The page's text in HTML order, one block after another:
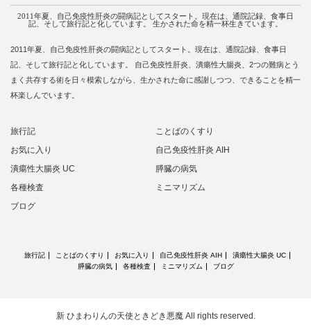
2011年夏、自己免疫性肝炎の闘病記としてスタート。現在は、通院記録、食事日
記、そして旅行記と化しています。 生かされた命を精一杯生きています。
2011年夏、自己免疫性肝炎の闘病記としてスタート。現在は、通院記録、食事日
記、そして旅行記と化しています。 自己免疫性肝炎、潰瘍性大腸炎、2つの難病とう
まく共存する術を日々模索しながら、生かされた命に感謝しつつ、できることを精一
杯楽しんでいます。
旅行記
ことばのくすり
お気に入り
自己免疫性肝炎 AIH
潰瘍性大腸炎 UC
膵臓の病気
各種検査
ミニマリズム
ブログ
旅行記 ことばのくすり お気に入り 自己免疫性肝炎 AIH
潰瘍性大腸炎 UC
膵臓の病気
各種検査 ミニマリズム ブログ
新 ひまわりんの天使ときどき悪魔All rights reserved.